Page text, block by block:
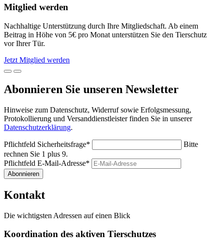
Mitglied werden
Nachhaltige Unterstützung durch Ihre Mitgliedschaft. Ab einem
Beitrag in Höhe von 5€ pro Monat unterstützen Sie den Tierschutz
vor Ihrer Tür.
Jetzt Mitglied werden
Abonnieren Sie unseren Newsletter
Hinweise zum Datenschutz, Widerruf sowie Erfolgsmessung,
Protokollierung und Versanddienstleister finden Sie in unserer
Datenschutzerklärung.
Pflichtfeld Sicherheitsfrage*
Bitte
rechnen Sie 1 plus 9.
Pflichtfeld E-Mail-Adresse*
Abonnieren
Kontakt
Die wichtigsten Adressen auf einen Blick
Koordination des aktiven Tierschutzes